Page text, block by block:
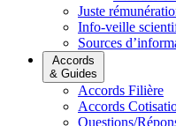
Juste
Info-veille
Sources
Accords
& Guides
Accords Filière
Accords
Questions/